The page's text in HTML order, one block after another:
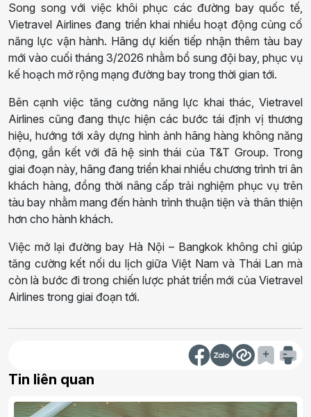
Song song với việc khôi phục các đường bay quốc tế,
Vietravel Airlines đang triển khai nhiều hoạt động củng cố
năng lực vận hành. Hãng dự kiến tiếp nhận thêm tàu bay
mới vào cuối tháng 3/2026 nhằm bổ sung đội bay, phục vụ
kế hoạch mở rộng mạng đường bay trong thời gian tới.
Bên cạnh việc tăng cường năng lực khai thác, Vietravel
Airlines cũng đang thực hiện các bước tái định vị thương
hiệu, hướng tới xây dựng hình ảnh hãng hàng không năng
động, gắn kết với đã hệ sinh thái của T&T Group. Trong
giai đoạn này, hãng đang triển khai nhiều chương trình tri ân
khách hàng, đồng thời nâng cấp trải nghiệm phục vụ trên
tàu bay nhằm mang đến hành trình thuận tiện và thân thiện
hơn cho hành khách.
Việc mở lại đường bay Hà Nội – Bangkok không chỉ giúp
tăng cường kết nối du lịch giữa Việt Nam và Thái Lan mà
còn là bước đi trong chiến lược phát triển mới của Vietravel
Airlines trong giai đoạn tới.
Tin liên quan